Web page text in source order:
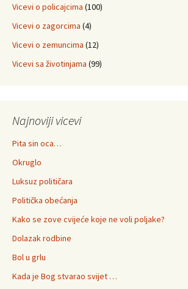
Vicevi o policajcima (100)
Vicevi o zagorcima (4)
Vicevi o zemuncima (12)
Vicevi sa životinjama (99)
Najnoviji vicevi
Pita sin oca…
Okruglo
Luksuz političara
Politička obećanja
Kako se zove cvijeće koje ne voli poljake?
Dolazak rodbine
Bol u grlu
Kada je Bog stvarao svijet …